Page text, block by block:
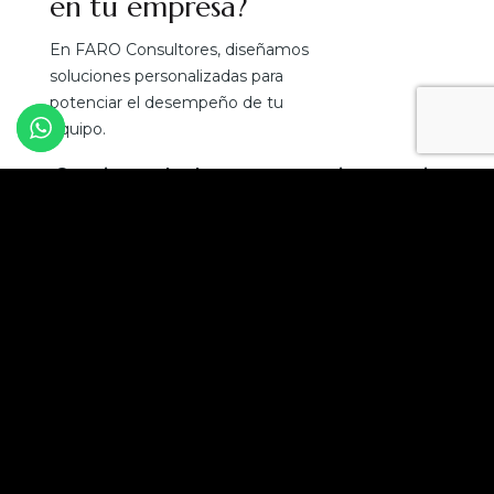
En FARO Consultores, diseñamos
soluciones personalizadas para
potenciar el desempeño de tu
equipo.
¡Convierte el talento en tu mejor ventaja